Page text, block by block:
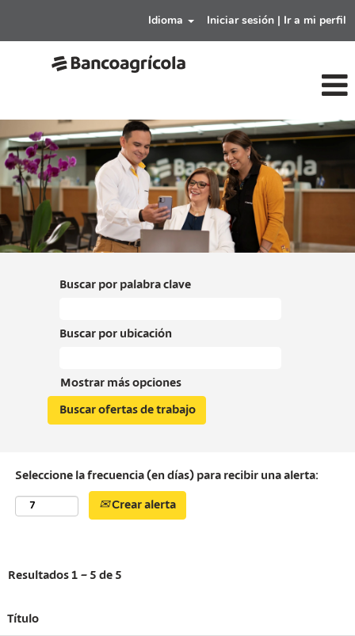
Idioma Iniciar sesión | Ir a mi perfil
ventas-
digitales-
y-
marketing-
bancoagricola
Buscar por palabra clave
Buscar por ubicación
Mostrar más opciones
Seleccione la frecuencia (en días) para recibir una alerta:
Crear alerta
Resultados1 – 5 de 5
Título